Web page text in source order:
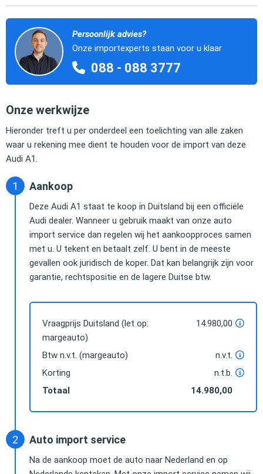
Persoonlijk advies?
Onze importexperts staan voor u klaar
088 - 088 3777
Onze werkwijze
Hieronder treft u per onderdeel een toelichting van alle zaken
waar u rekening mee dient te houden voor de import van deze
Audi A1.
Aankoop
Deze Audi A1 staat te koop in Duitsland bij een officiële
Audi dealer. Wanneer u gebruik maakt van onze auto
import service dan regelen wij het aankoopproces samen
met u. U tekent en betaalt zelf. U bent in de meeste
gevallen ook juridisch de koper. Dat kan belangrijk zijn voor
garantie, rechtspositie en de lagere Duitse btw.
Vraagprijs Duitsland (let op:
margeauto)
14.980,00
Btw n.v.t. (margeauto)
n.v.t.
Korting
n.t.b.
Totaal
14.980,00
Auto import service
Na de aankoop moet de auto naar Nederland en op